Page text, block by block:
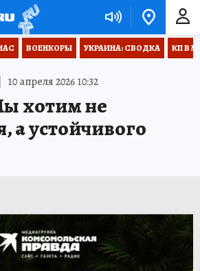
ВОЕНКОРЫ УКРАИНА: СВОДКА КП В
10 апреля 2026 10:32
хотим не
а устойчивого